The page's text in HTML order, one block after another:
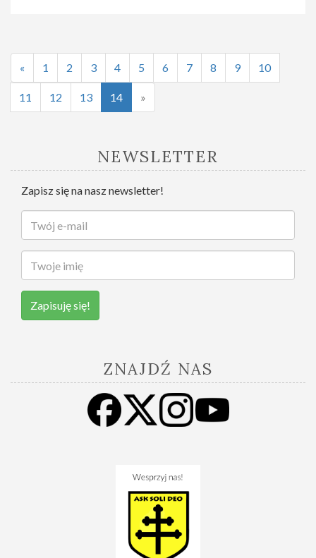
« 1 2 3 4 5 6 7 8 9 10
11 12 13 14 »
NEWSLETTER
Zapisz się na nasz newsletter!
Zapisuję się!
ZNAJDŹ NAS